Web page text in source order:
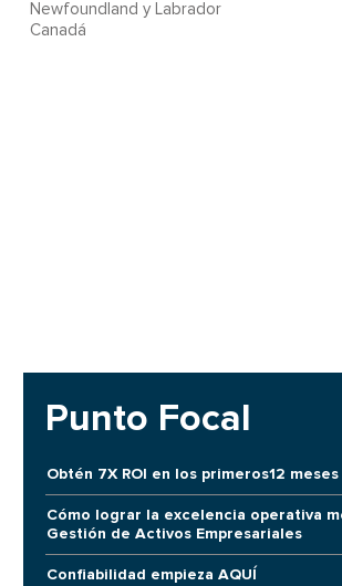
Newfoundland y Labrador
Canadá
Punto Focal
Obtén 7X ROI en los primeros12 meses
Cómo lograr la excelencia operativa
Gestión de Activos Empresariales
Confiabilidad empieza AQUÍ